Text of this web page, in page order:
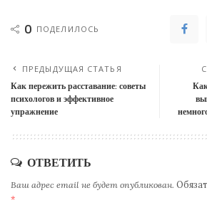
0 ПОДЕЛИЛОСЬ
ПРЕДЫДУЩАЯ СТАТЬЯ
Как пережить расставание: советы
психологов и эффективное
упражнение
ОТВЕТИТЬ
Ваш адрес email не будет опубликован.
*